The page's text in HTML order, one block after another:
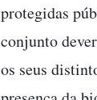
protegidas
conjunto
os seus